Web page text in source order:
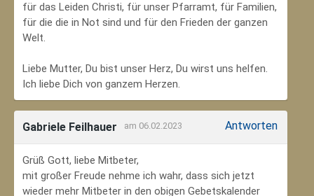
für das Leiden Christi, für unser Pfarramt, für Familien,
für die die in Not sind und für den Frieden der ganzen
Welt.
Liebe Mutter, Du bist unser Herz, Du wirst uns helfen.
Ich liebe Dich von ganzem Herzen.
Gabriele Feilhauer am 06.02.2023 Antworten
Grüß Gott, liebe Mitbeter,
mit großer Freude nehme ich wahr, dass sich jetzt
wieder mehr Mitbeter in den obigen Gebetskalender